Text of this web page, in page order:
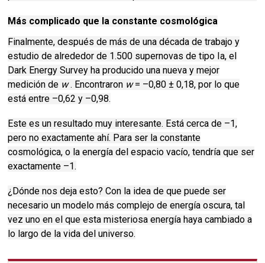
Más complicado que la constante cosmológica
Finalmente, después de más de una década de trabajo y
estudio de alrededor de 1.500 supernovas de tipo Ia, el
Dark Energy Survey ha producido una nueva y mejor
medición de w. Encontraron w= –0,80 ± 0,18, por lo que
está entre –0,62 y –0,98.
Este es un resultado muy interesante. Está cerca de –1,
pero no exactamente ahí. Para ser la constante
cosmológica, o la energía del espacio vacío, tendría que ser
exactamente –1.
¿Dónde nos deja esto?Con la idea de que puede ser
necesario un modelo más complejo de energía oscura, tal
vez uno en el que esta misteriosa energía haya cambiado a
lo largo de la vida del universo.